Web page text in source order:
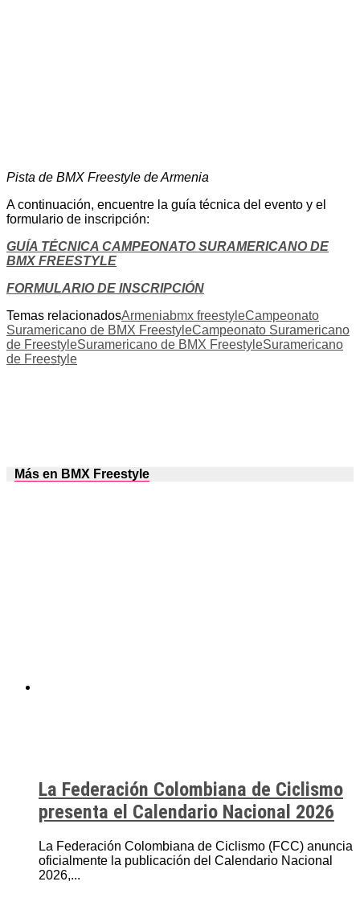
Pista de BMX Freestyle de Armenia
A continuación, encuentre la guía técnica del evento y el
formulario de inscripción:
GUÍA TÉCNICA CAMPEONATO SURAMERICANO DE
BMX FREESTYLE
FORMULARIO DE INSCRIPCIÓN
Temas relacionadosArmeniabmx freestyleCampeonato
Suramericano de BMX FreestyleCampeonato Suramericano
de FreestyleSuramericano de BMX FreestyleSuramericano
de Freestyle
Más en BMX Freestyle
La Federación Colombiana de Ciclismo
presenta el Calendario Nacional 2026
La Federación Colombiana de Ciclismo (FCC) anuncia
oficialmente la publicación del Calendario Nacional
2026,...